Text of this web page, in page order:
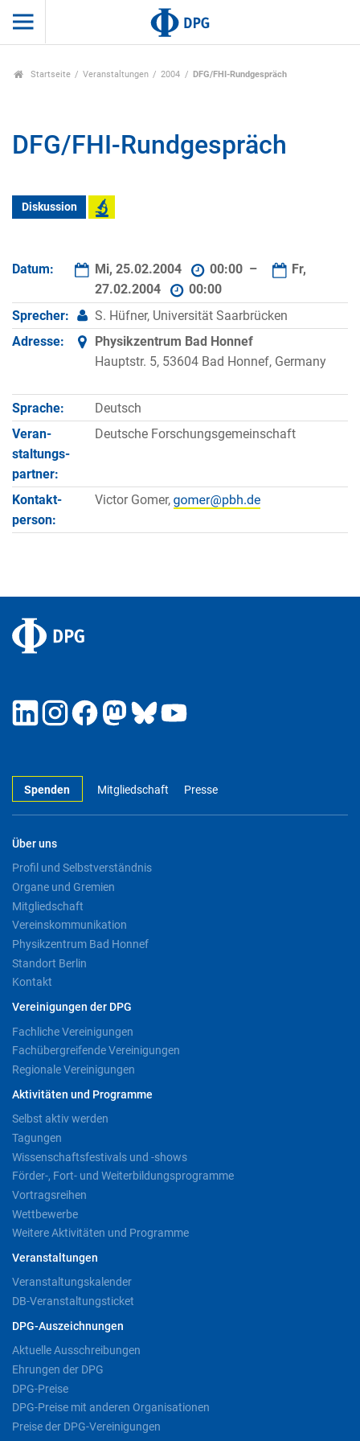
Startseite Veranstaltungen 2004 DFG/FHI-Rundgespräch
DFG/FHI-Rundgespräch
Diskussion
Datum: Mi, 25.02.2004 00:00 –
Fr,
27.02.2004
00:00
Sprecher:
S. Hüfner, Universität Saarbrücken
Adresse:
Physikzentrum Bad Honnef
Hauptstr. 5, 53604 Bad Honnef, Germany
Sprache:
Deutsch
Veran­
staltungs­
partner:
Deutsche Forschungsgemeinschaft
Kontakt­
person:
Victor Gomer,
Spenden Mitgliedschaft Presse
Über uns
Profil und Selbstverständnis
Organe und Gremien
Mitgliedschaft
Vereinskommunikation
Physikzentrum Bad Honnef
Standort Berlin
Kontakt
Vereinigungen der DPG
Fachliche Vereinigungen
Fachübergreifende Vereinigungen
Regionale Vereinigungen
Aktivitäten und Programme
Selbst aktiv werden
Tagungen
Wissenschaftsfestivals und -shows
Förder-, Fort- und Weiterbildungsprogramme
Vortragsreihen
Wettbewerbe
Weitere Aktivitäten und Programme
Veranstaltungen
Veranstaltungskalender
DB-Veranstaltungsticket
DPG-Auszeichnungen
Aktuelle Ausschreibungen
Ehrungen der DPG
DPG-Preise
DPG-Preise mit anderen Organisationen
Preise der DPG-Vereinigungen